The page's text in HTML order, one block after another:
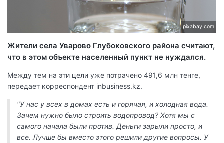
pixabay.com
Жители села Уварово Глубоковского района считают,
что в этом объекте населенный пункт не нуждался.
Между тем на эти цели уже потрачено 491,6 млн тенге,
передает корреспондент inbusiness.kz.
"У нас у всех в домах есть и горячая, и холодная вода.
Зачем нужно было строить водопровод? Хотя мы с
самого начала были против. Деньги зарыли просто, и
все. Лучше бы вместо этого решили другие вопросы. У